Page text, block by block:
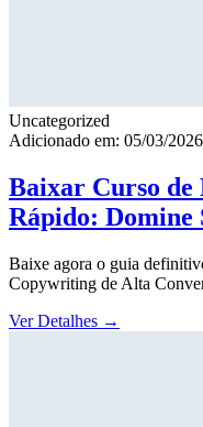
Uncategorized
Adicionado em: 05/03/2026
Baixar Curso
Rápido: Domine
Baixe agora o guia
Copywriting de Alta
Ver Detalhes →